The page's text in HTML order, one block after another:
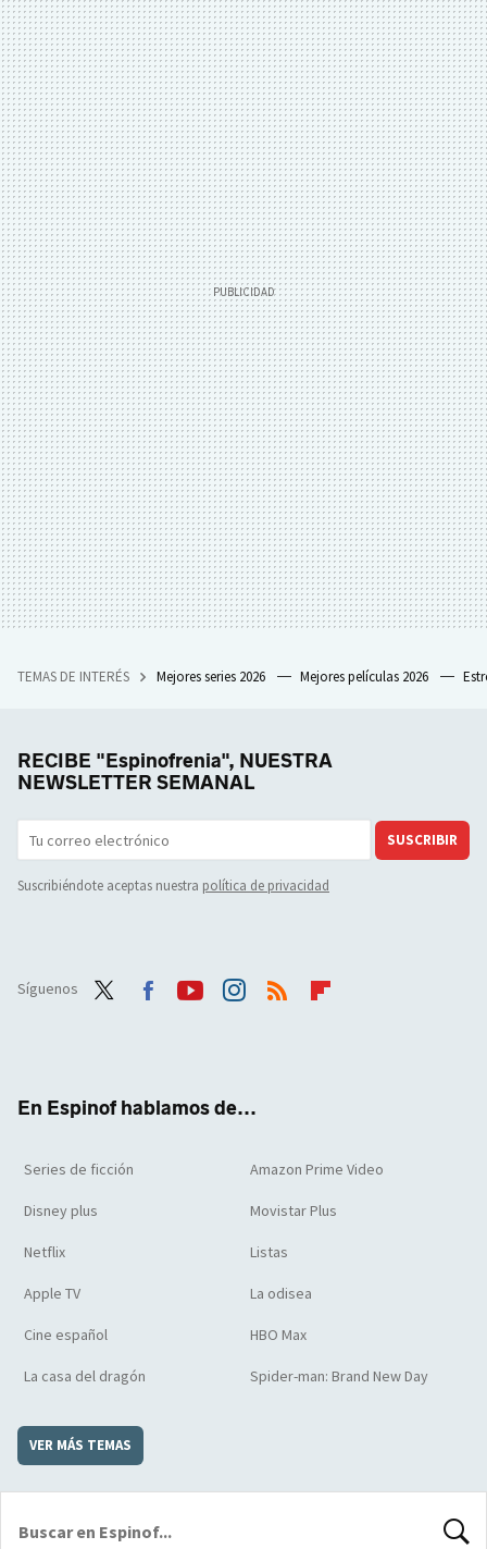
TEMAS DE INTERÉS Mejores series 2026 Mejores películas 2026
RECIBE "Espinofrenia", NUESTRA
NEWSLETTER SEMANAL
SUSCRIBIR
Suscribiéndote aceptas nuestra política de privacidad
Síguenos
En Espinof hablamos de...
Series de ficción Amazon Prime Video
Disney plus Movistar Plus
Netflix Listas
Apple TV La odisea
Cine español HBO Max
La casa del dragón Spider-man: Brand New Day
VER MÁS TEMAS